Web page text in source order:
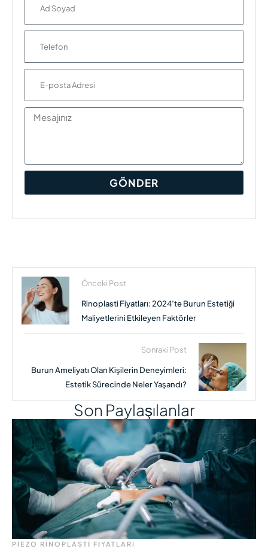
GÖNDER
Önceki Post
Rinoplasti Fiyatları: 2024’te Burun Estetiği
Maliyetlerini Etkileyen Faktörler
Sonraki Post
Burun Ameliyatı Olan Kişilerin Deneyimleri:
Estetik Sürecinde Neler Yaşandı?
Son Paylaşılanlar
PIEZO RINOPLASTI FIYATLARI